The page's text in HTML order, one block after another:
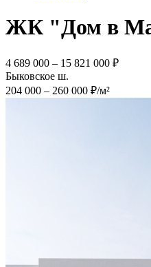
ЖК "Дом в
4 689 000 – 15 821 000 ₽
Быковское ш.
204 000 – 260 000 ₽/м²